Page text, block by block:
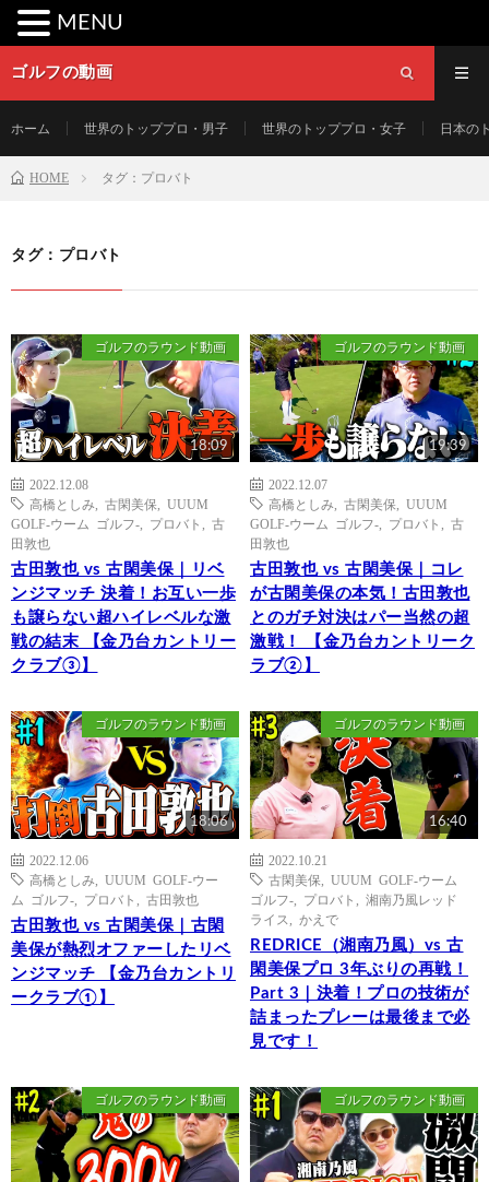
ゴルフの動画
ホーム 世界のトッププロ・男子 世界のトッププロ・女子 日本の
HOME タグ：プロバト
タグ：プロバト
ゴルフのラウンド動画
18:09
2022.12.08
高橋としみ
古閑美保
UUUM
GOLF-ウーム ゴルフ-
プロバト
古
田敦也
古田敦也 vs 古閑美保｜リベ
ンジマッチ 決着！お互い一歩
も譲らない超ハイレベルな激
戦の結末 【金乃台カントリー
クラブ③】
ゴルフのラウンド動画
19:39
2022.12.07
高橋としみ
古閑美保
UUUM
GOLF-ウーム ゴルフ-
プロバト
古
田敦也
古田敦也 vs 古閑美保｜コレ
が古閑美保の本気！古田敦也
とのガチ対決はパー当然の超
激戦！ 【金乃台カントリーク
ラブ②】
ゴルフのラウンド動画
18:06
2022.12.06
高橋としみ
UUUM GOLF-ウー
ム ゴルフ-
プロバト 古田敦也
古田敦也 vs 古閑美保｜古閑
美保が熱烈オファーしたリベ
ンジマッチ 【金乃台カントリ
ークラブ①】
ゴルフのラウンド動画
16:40
2022.10.21
古閑美保
UUUM GOLF-ウーム
ゴルフ-
プロバト
湘南乃風レッド
ライス
かえで
REDRICE（湘南乃風）vs 古
閑美保プロ 3年ぶりの再戦！
Part 3｜決着！プロの技術が
詰まったプレーは最後まで必
見です！
ゴルフのラウンド動画 ゴルフのラウンド動画
MENU